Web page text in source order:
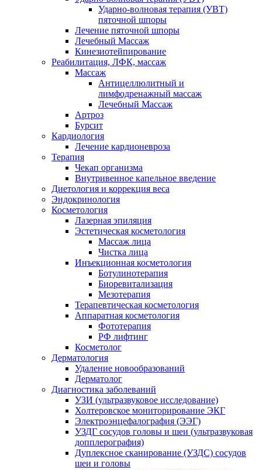
Ударно-волновая терапия (УВТ)
пяточной шпоры
Лечение пяточной шпоры
Лечебный Массаж
Кинезиотейпирование
Реабилитация, ЛФК, массаж
Массаж
Антицеллюлитный и
лимфодренажный массаж
Лечебный Массаж
Артроз
Бурсит
Кардиология
Лечение кардионевроза
Терапия
Чекап организма
Внутривенное капельное введение
Диетология и коррекция веса
Эндокринология
Косметология
Лазерная эпиляция
Эстетическая косметология
Массаж лица
Чистка лица
Инъекционная косметология
Ботулинотерапия
Биоревитализация
Мезотерапия
Терапевтическая косметология
Аппаратная косметология
Фототерапия
РФ лифтинг
Косметолог
Дерматология
Удаление новообразований
Дерматолог
Диагностика заболеваний
УЗИ (ультразвуковое исследование)
Холтеровское мониторирование ЭКГ
Электроэнцефалография (ЭЭГ)
УЗДГ сосудов головы и шеи (ультразвуковая
допплерография)
Дуплексное сканирование (УЗДС) сосудов
шеи и головы